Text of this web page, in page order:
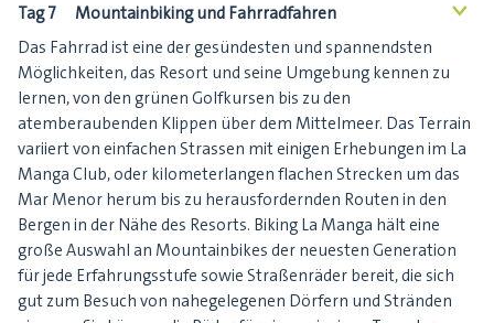
Tag 7 Mountainbiking und Fahrradfahren <
Das Fahrrad ist eine der gesündesten und spannendsten
Möglichkeiten, das Resort und seine Umgebung kennen zu
lernen, von den grünen Golfkursen bis zu den
atemberaubenden Klippen über dem Mittelmeer. Das Terrain
variiert von einfachen Strassen mit einigen Erhebungen im La
Manga Club, oder kilometerlangen flachen Strecken um das
Mar Menor herum bis zu herausfordernden Routen in den
Bergen in der Nähe des Resorts. Biking La Manga hält eine
große Auswahl an Mountainbikes der neuesten Generation
für jede Erfahrungsstufe sowie Straßenräder bereit, die sich
gut zum Besuch von nahegelegenen Dörfern und Stränden